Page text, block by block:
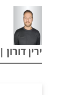
ירין דורון |